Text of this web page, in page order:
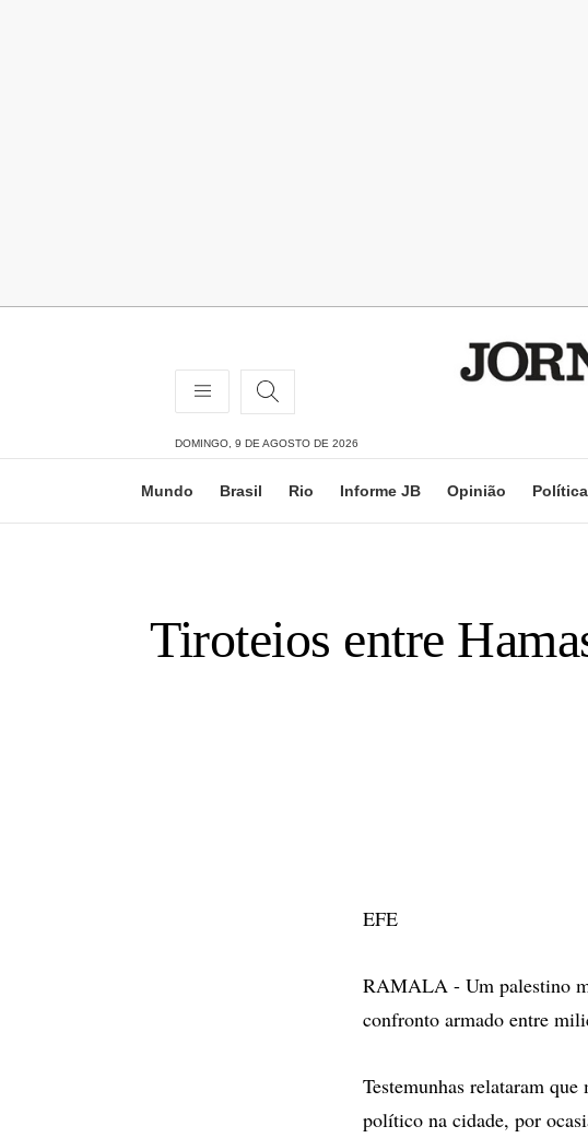
DOMINGO, 9 DE AGOSTO DE 2026
Mundo Brasil Rio Informe JB Opinião Política
Tiroteios entre
EFE
RAMALA - Um palestino
confronto armado entre
Testemunhas relataram
político na cidade, por